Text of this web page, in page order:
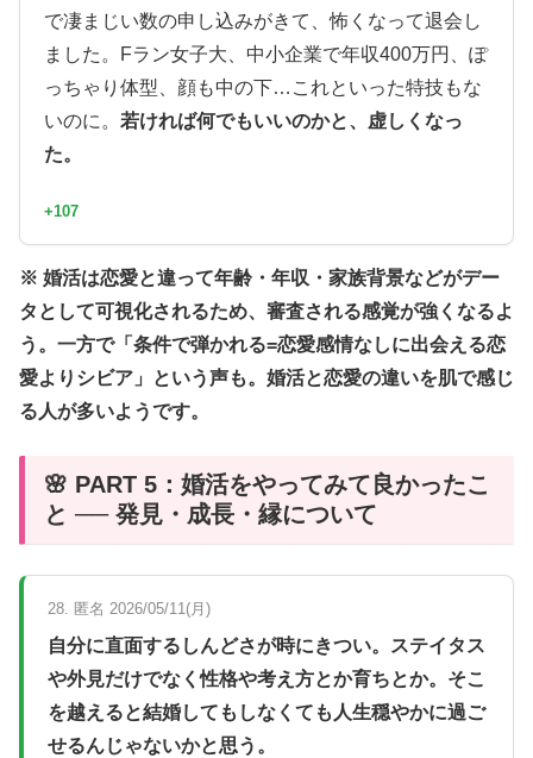
で凄まじい数の申し込みがきて、怖くなって退会し
ました。Fラン女子大、中小企業で年収400万円、ぽ
っちゃり体型、顔も中の下…これといった特技もな
いのに。 若ければ何でもいいのかと、虚しくなっ
た。
+107
※ 婚活は恋愛と違って年齢・年収・家族背景などがデー
タとして可視化されるため、審査される感覚が強くなるよ
う。一方で「条件で弾かれる=恋愛感情なしに出会える恋
愛よりシビア」という声も。婚活と恋愛の違いを肌で感じ
る人が多いようです。
🌸 PART 5：婚活をやってみて良かったこ
と ── 発見・成長・縁について
28. 匿名 2026/05/11(月)
自分に直面するしんどさが時にきつい。ステイタス
や外見だけでなく性格や考え方とか育ちとか。そこ
を越えると結婚してもしなくても人生穏やかに過ご
せるんじゃないかと思う。